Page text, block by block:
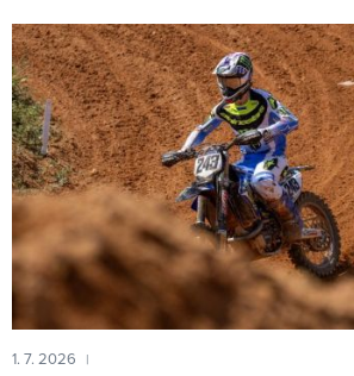
1. 7. 2026 |